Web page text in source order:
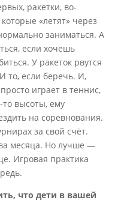
ракетки, во-
«летят» через
заниматься. А
если хочешь
У ракеток рвутся
то, если беречь. И,
играет в теннис,
то высоты, ему
на соревнования.
за свой счёт.
месяца. Но лучше —
Игровая практика
что дети в вашей